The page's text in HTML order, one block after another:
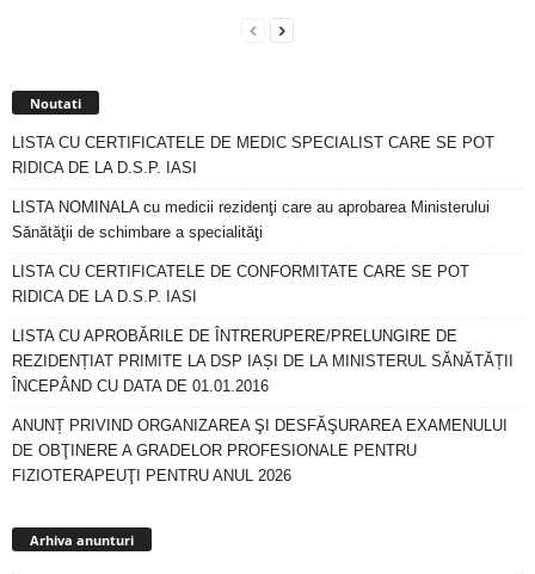
Noutati
LISTA CU CERTIFICATELE DE MEDIC SPECIALIST CARE SE POT
RIDICA DE LA D.S.P. IASI
LISTA NOMINALA cu medicii rezidenţi care au aprobarea Ministerului
Sănătăţii de schimbare a specialităţi
LISTA CU CERTIFICATELE DE CONFORMITATE CARE SE POT
RIDICA DE LA D.S.P. IASI
LISTA CU APROBĂRILE DE ÎNTRERUPERE/PRELUNGIRE DE
REZIDENȚIAT PRIMITE LA DSP IAȘI DE LA MINISTERUL SĂNĂTĂȚII
ÎNCEPÂND CU DATA DE 01.01.2016
ANUNȚ PRIVIND ORGANIZAREA ŞI DESFĂŞURAREA EXAMENULUI
DE OBŢINERE A GRADELOR PROFESIONALE PENTRU
FIZIOTERAPEUŢI PENTRU ANUL 2026
Arhiva anunturi